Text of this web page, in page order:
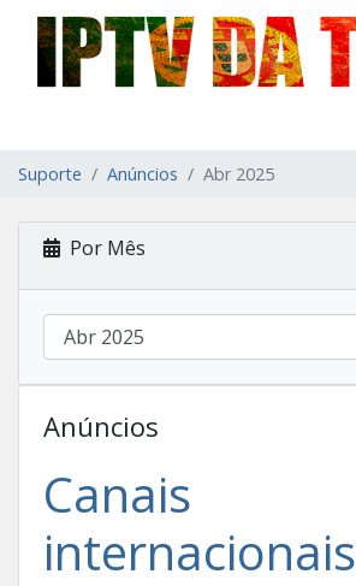
Suporte Anúncios Abr 2025
Por Mês
Anúncios
Canais
internacionais